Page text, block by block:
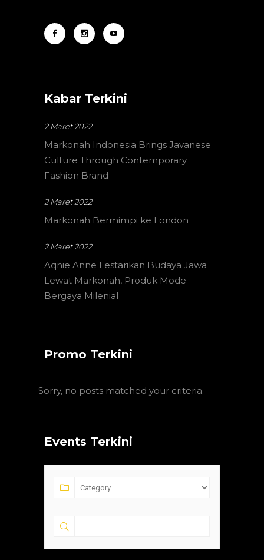
Kabar Terkini
2 Maret 2022
Markonah Indonesia Brings Javanese
Culture Through Contemporary
Fashion Brand
2 Maret 2022
Markonah Bermimpi ke London
2 Maret 2022
Aqnie Anne Lestarikan Budaya Jawa
Lewat Markonah, Produk Mode
Bergaya Milenial
Promo Terkini
Sorry, no posts matched your criteria.
Events Terkini